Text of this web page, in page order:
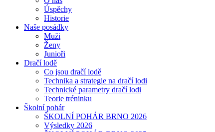
Úspěchy
Historie
Naše posádky
Muži
Ženy
Junioři
Dračí lodě
Co jsou dračí lodě
Technika a strategie na dračí lodi
Technické parametry dračí lodi
Teorie tréninku
Školní pohár
ŠKOLNÍ POHÁR BRNO 2026
Výsledky 2026